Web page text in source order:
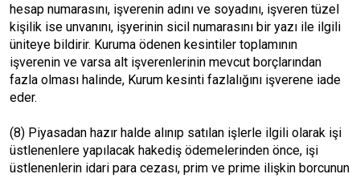
hesap numarasını, işverenin adını ve soyadını, işveren tüzel
kişilik ise unvanını, işyerinin sicil numarasını bir yazı ile ilgili
üniteye bildirir. Kuruma ödenen kesintiler toplamının
işverenin ve varsa alt işverenlerinin mevcut borçlarından
fazla olması halinde, Kurum kesinti fazlalığını işverene iade
eder.
(8) Piyasadan hazır halde alınıp satılan işlerle ilgili olarak işi
üstlenenlere yapılacak hakediş ödemelerinden önce, işi
üstlenenlerin idari para cezası, prim ve prime ilişkin borcunun